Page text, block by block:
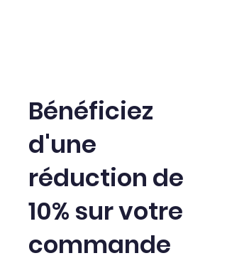
Bénéficiez
d'une
réduction de
10% sur votre
commande